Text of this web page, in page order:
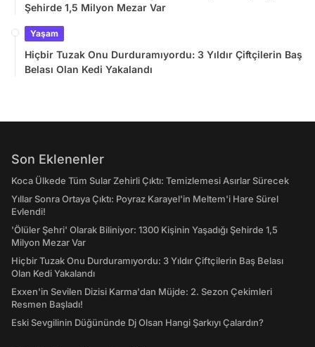
Şehirde 1,5 Milyon Mezar Var
Yaşam
Hiçbir Tuzak Onu Durduramıyordu: 3 Yıldır Çiftçilerin Baş
Belası Olan Kedi Yakalandı
Son Eklenenler
Koca Ülkede Tüm Sular Zehirli Çıktı: Temizlemesi Asırlar Sürecek
Yıllar Sonra Ortaya Çıktı: Poyraz Karayel'in Meltem'i Hare Sürel
Evlendi!
'Ölüler Şehri' Olarak Biliniyor: 1300 Kişinin Yaşadığı Şehirde 1,5
Milyon Mezar Var
Hiçbir Tuzak Onu Durduramıyordu: 3 Yıldır Çiftçilerin Baş Belası
Olan Kedi Yakalandı
Exxen'in Sevilen Dizisi Karma'dan Müjde: 2. Sezon Çekimleri
Resmen Başladı!
Eski Sevgilinin Düğününde Dj Olsan Hangi Şarkıyı Çalardın?